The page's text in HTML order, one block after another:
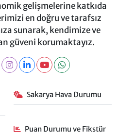
gelişmelerine katkıda
en doğru ve tarafsız
sunarak, kendimize ve
güveni korumaktayız.
Sakarya Hava Durumu
Puan Durumu ve Fikstür